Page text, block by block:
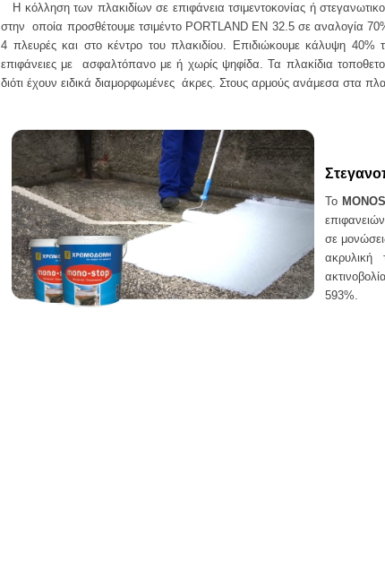
Η κόλληση των πλακιδίων σε επιφάνεια τσιμεντοκονίας ή
στην οποία προσθέτουμε τσιμέντο PORTLAND EN 32.5 σε αναλογία
4 πλευρές και στο κέντρο του πλακιδίου. Επιδιώκουμε κάλυψη 40%
επιφάνειες με ασφαλτόπανο με ή χωρίς ψηφίδα. Τα πλακίδια
διότι έχουν ειδικά διαμορφωμένες άκρες. Στους αρμούς ανάμεσα στα
Το
σε
593%.